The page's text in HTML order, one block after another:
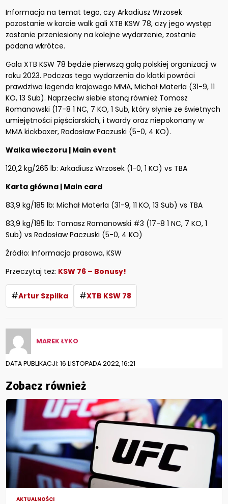
Informacja na temat tego, czy Arkadiusz Wrzosek
pozostanie w karcie walk gali XTB KSW 78, czy jego występ
zostanie przeniesiony na kolejne wydarzenie, zostanie
podana wkrótce.
Gala XTB KSW 78 będzie pierwszą galą polskiej organizacji w
roku 2023. Podczas tego wydarzenia do klatki powróci
prawdziwa legenda krajowego MMA, Michał Materla (31-9, 11
KO, 13 Sub). Naprzeciw siebie staną również Tomasz
Romanowski (17-8 1 NC, 7 KO, 1 Sub, który słynie ze świetnych
umiejętności pięściarskich, i twardy oraz niepokonany w
MMA kickboxer, Radosław Paczuski (5-0, 4 KO).
Walka wieczoru | Main event
120,2 kg/265 lb: Arkadiusz Wrzosek (1-0, 1 KO) vs TBA
Karta główna | Main card
83,9 kg/185 lb: Michał Materla (31-9, 11 KO, 13 Sub) vs TBA
83,9 kg/185 lb: Tomasz Romanowski #3 (17-8 1 NC, 7 KO, 1
Sub) vs Radosław Paczuski (5-0, 4 KO)
Źródło: Informacja prasowa, KSW
Przeczytaj też: KSW 76 – Bonusy!
#Artur Szpilka #XTB KSW 78
MAREK ŁYKO
DATA PUBLIKACJI: 16 LISTOPADA 2022, 16:21
Zobacz również
AKTUALNOŚCI